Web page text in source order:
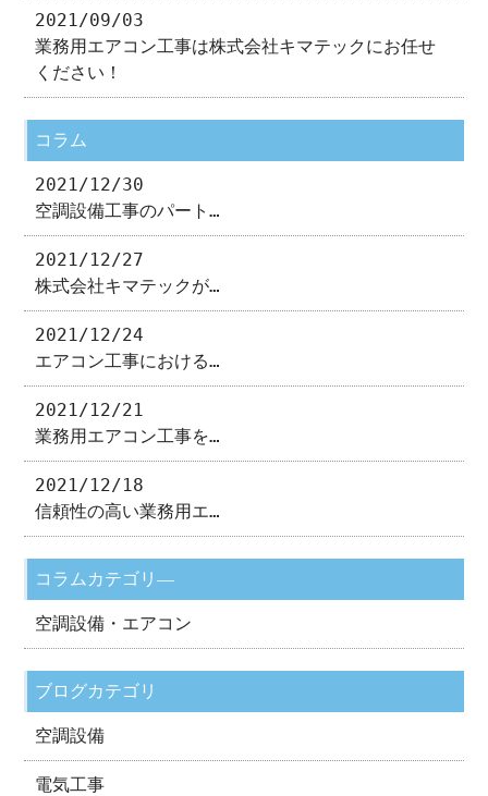
2021/09/03
業務用エアコン工事は株式会社キマテックにお任せ
ください！
コラム
2021/12/30
空調設備工事のパート…
2021/12/27
株式会社キマテックが…
2021/12/24
エアコン工事における…
2021/12/21
業務用エアコン工事を…
2021/12/18
信頼性の高い業務用エ…
コラムカテゴリ―
空調設備・エアコン
ブログカテゴリ
空調設備
電気工事